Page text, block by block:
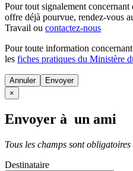
Pour tout signalement concernant
offre déjà pourvue, rendez-vous
Travail ou contactez-nous
Pour toute information
les fiches pratiques du Ministère
Annuler
×
Envoyer à un ami
Tous les champs sont obligatoires
Destinataire